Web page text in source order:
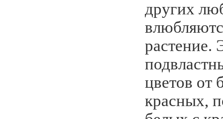
других
растение.
цветов от
красных,